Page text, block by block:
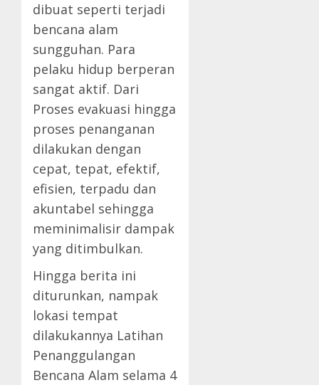
dibuat seperti terjadi
bencana alam
sungguhan. Para
pelaku hidup berperan
sangat aktif. Dari
Proses evakuasi hingga
proses penanganan
dilakukan dengan
cepat, tepat, efektif,
efisien, terpadu dan
akuntabel sehingga
meminimalisir dampak
yang ditimbulkan.
Hingga berita ini
diturunkan, nampak
lokasi tempat
dilakukannya Latihan
Penanggulangan
Bencana Alam selama 4